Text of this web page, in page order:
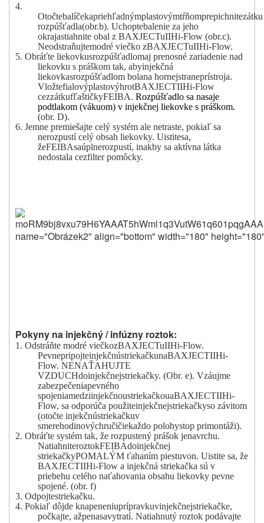
4.
Otočtebalíčekapriehľadnýmplastovýmtŕňomprepichnitezátku
rozpúšťadla(obr.b). Uchoptebalenie za jeho
okrajastiahnite obal z BAXJECTuIIHi-Flow (obr.c).
Neodstraňujtemodré viečko zBAXJECTuIIHi-Flow.
5. Obráťte liekovkusrozpúšťadlomaj prenosné zariadenie nad
liekovku s práškom tak, abyinjekčná
liekovkasrozpúšťadlom bolana hornejstraneprístroja.
VložtefialovýplastovýhrotBAXJECTIIHi-Flow
cezzátkufľaštičkyFEIBA. Rozpúšťadlo sa nasaje
podtlakom (vákuom) v injekčnej liekovke s práškom.
(obr. D).
6. Jemne premiešajte celý systém ale netraste, pokiaľ sa
nerozpustí celý obsah liekovky. Uistitesa,
žeFEIBAsaúplnerozpustí, inakby sa aktívna látka
nedostala cezfilter pomôcky.
Pokyny na injekčný / infúzny roztok:
1. Odstráňte modré viečkozBAXJECTuIIHi-Flow.
PevnepripojteinjekčnústriekačkunaBAXJECTIIHi-
Flow. NENAŤAHUJTE
VZDUCHdoinjekčnejstriekačky. (Obr. e). Vzáujme
zabezpečeniapevného
spojeniamedziinjekčnoustriekačkouaBAXJECTIIHi-
Flow, sa odporúča použiteinjekčnejstriekačkyso závitom
(otočte injekčnústriekačkuv
smerehodinovýchručičiekaždo polohystop primontáži).
2. Obráťte systém tak, že rozpustený prášok jenavrchu.
NatiahniteroztokFEIBAdoinjekčnej
striekačkyPOMALÝM ťahaním piestuvon. Uistite sa, že
BAXJECTIIHi-Flow a injekčná striekačka sú v
priebehu celého naťahovania obsahu liekovky pevne
spojené. (obr. f)
3. Odpojtestriekačku.
4. Pokiaľ dôjde knapeneniuprípravkuvinjekčnejstriekačke,
počkajte, ažpenasavytratí. Natiahnutý roztok podávajte